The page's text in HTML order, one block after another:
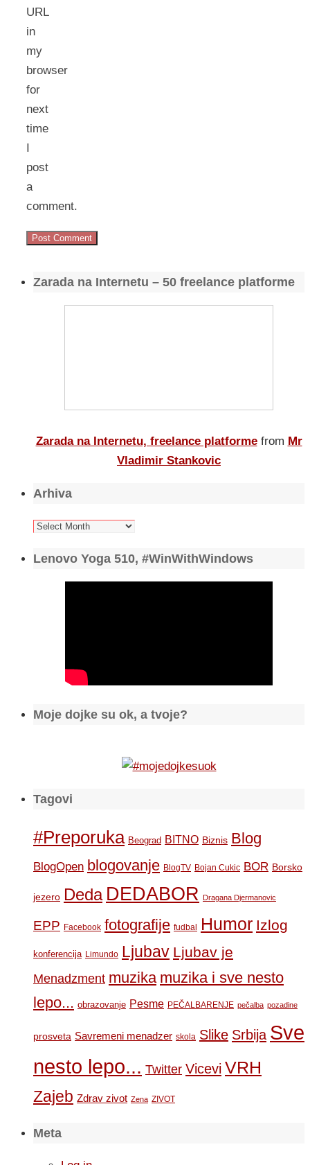
URL
in
my
browser
for
next
time
I
post
a
comment.
Zarada na Internetu – 50 freelance platforme
Zarada na Internetu, freelance platforme from Mr
Vladimir Stankovic
Arhiva
Arhiva
Lenovo Yoga 510, #WinWithWindows
Moje dojke su ok, a tvoje?
Tagovi
#Preporuka Beograd BITNO Biznis Blog
BlogOpen blogovanje BlogTV Bojan Cukic BOR Borsko
jezero Deda DEDABOR Dragana Djermanovic
EPP Facebook fotografije fudbal Humor Izlog
konferencija Limundo Ljubav Ljubav je
Menadzment muzika muzika i sve nesto
lepo... obrazovanje Pesme PEČALBARENJE pečalba pozadine
prosveta Savremeni menadzer skola Slike Srbija Sve
nesto lepo... Twitter Vicevi VRH
Zajeb Zdrav zivot Zena ZIVOT
Meta